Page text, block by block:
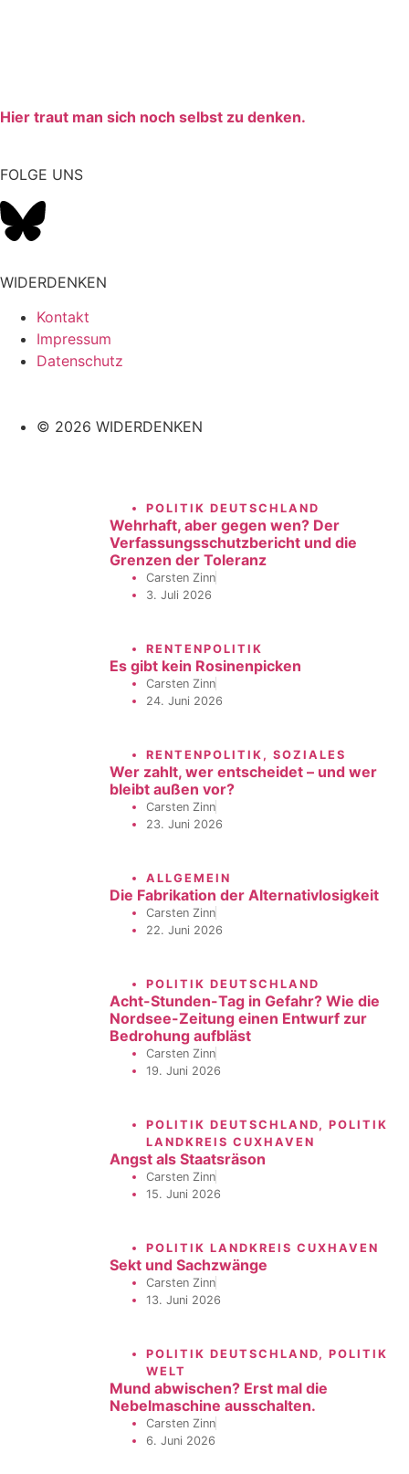
Hier traut man sich noch selbst zu denken.
FOLGE UNS
WIDERDENKEN
Kontakt
Impressum
Datenschutz
© 2026 WIDERDENKEN
POLITIK DEUTSCHLAND
Wehrhaft, aber gegen wen? Der
Verfassungsschutzbericht und die
Grenzen der Toleranz
Carsten Zinn
3. Juli 2026
RENTENPOLITIK
Es gibt kein Rosinenpicken
Carsten Zinn
24. Juni 2026
RENTENPOLITIK , SOZIALES
Wer zahlt, wer entscheidet – und wer
bleibt außen vor?
Carsten Zinn
23. Juni 2026
ALLGEMEIN
Die Fabrikation der Alternativlosigkeit
Carsten Zinn
22. Juni 2026
POLITIK DEUTSCHLAND
Acht-Stunden-Tag in Gefahr? Wie die
Nordsee-Zeitung einen Entwurf zur
Bedrohung aufbläst
Carsten Zinn
19. Juni 2026
POLITIK DEUTSCHLAND, POLITIK
LANDKREIS CUXHAVEN
Angst als Staatsräson
Carsten Zinn
15. Juni 2026
POLITIK LANDKREIS CUXHAVEN
Sekt und Sachzwänge
Carsten Zinn
13. Juni 2026
POLITIK DEUTSCHLAND, POLITIK
WELT
Mund abwischen? Erst mal die
Nebelmaschine ausschalten.
Carsten Zinn
6. Juni 2026